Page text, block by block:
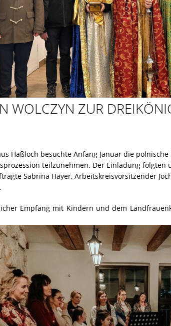
WOLCZYN ZUR
Haßloch besuchte Anfang Januar die
teilzunehmen. Der Einladung folgten
Sabrina Hayer, Arbeitskreisvorsitzender
Empfang mit Kindern und dem